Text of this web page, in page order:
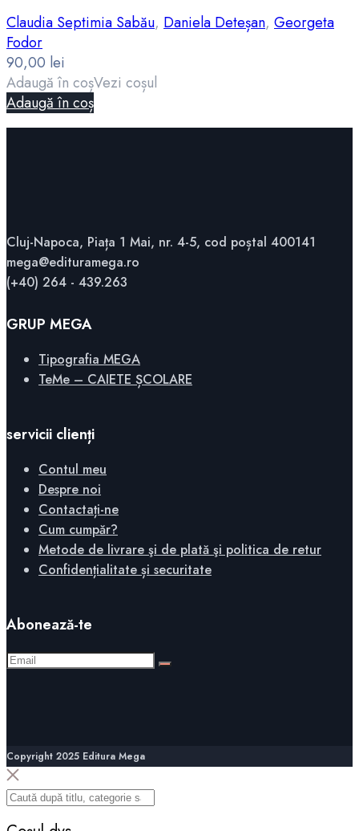
Claudia Septimia Sabău, Daniela Deteșan, Georgeta
Fodor
90,00 lei
Adaugă în coșVezi coșul
Adaugă în coș
Cluj-Napoca, Piața 1 Mai, nr. 4-5, cod poștal 400141
mega@edituramega.ro
(+40) 264 - 439.263
GRUP MEGA
Tipografia MEGA
TeMe – CAIETE ȘCOLARE
servicii clienți
Contul meu
Despre noi
Contactați-ne
Cum cumpăr?
Metode de livrare şi de plată şi politica de retur
Confidențialitate și securitate
Abonează-te
Copyright 2025 Editura Mega